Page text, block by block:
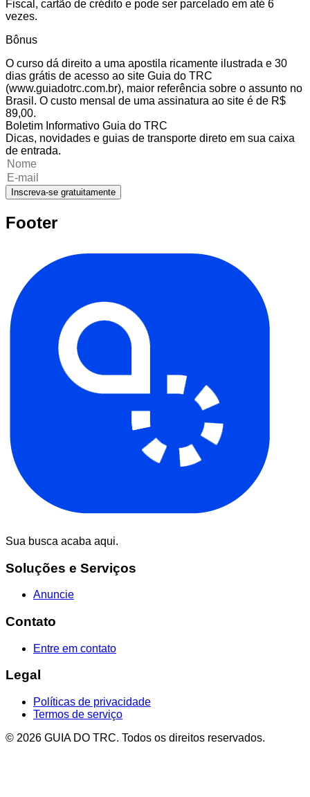
Fiscal, cartão de crédito e pode ser parcelado em até 6
vezes.
Bônus
O curso dá direito a uma apostila ricamente ilustrada e 30
dias grátis de acesso ao site Guia do TRC
(www.guiadotrc.com.br), maior referência sobre o assunto no
Brasil. O custo mensal de uma assinatura ao site é de R$
89,00.
Boletim Informativo Guia do TRC
Dicas, novidades e guias de transporte direto em sua caixa
de entrada.
Inscreva-se gratuitamente
Footer
Sua busca acaba aqui.
Soluções e Serviços
Anuncie
Contato
Entre em contato
Legal
Políticas de privacidade
Termos de serviço
© 2026 GUIA DO TRC. Todos os direitos reservados.